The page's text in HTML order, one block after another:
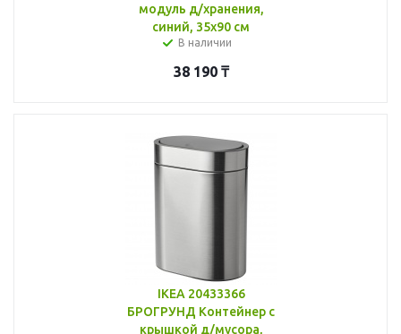
модуль д/хранения,
синий, 35x90 см
В наличии
38 190₸
IKEA 20433366
БРОГРУНД Контейнер с
крышкой д/мусора,